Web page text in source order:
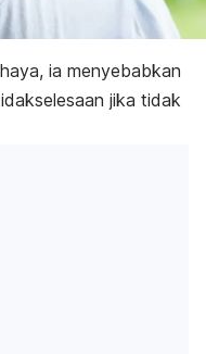
ia menyebabkan
jika tidak